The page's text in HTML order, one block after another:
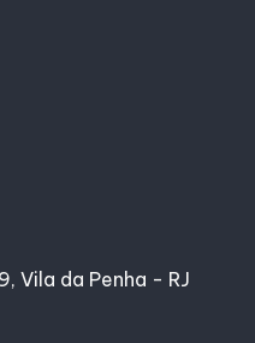
Vila da Penha - RJ